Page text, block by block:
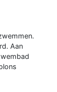
Aan